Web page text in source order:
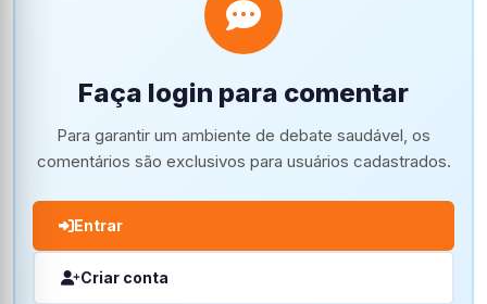
Faça login para comentar
Para garantir um ambiente de debate saudável, os
comentários são exclusivos para usuários cadastrados.
Entrar
Criar conta